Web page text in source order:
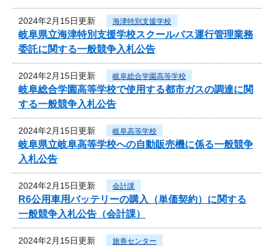
2024年2月15日更新 海津特別支援学校
岐阜県立海津特別支援学校スクールバス運行管理業務
委託に関する一般競争入札公告
2024年2月15日更新 岐阜総合学園高等学校
岐阜総合学園高等学校で使用する都市ガスの調達に関
する一般競争入札公告
2024年2月15日更新 岐阜高等学校
岐阜県立岐阜高等学校への自動販売機に係る一般競争
入札公告
2024年2月15日更新 会計課
R6公用車用バッテリーの購入（単価契約）に関する
一般競争入札公告（会計課）
2024年2月15日更新 旅券センター